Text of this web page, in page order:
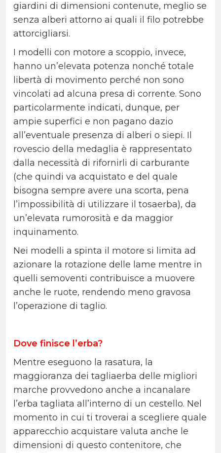
giardini di dimensioni contenute, meglio se
senza alberi attorno ai quali il filo potrebbe
attorcigliarsi.
I modelli con motore a scoppio, invece,
hanno un’elevata potenza nonché totale
libertà di movimento perché non sono
vincolati ad alcuna presa di corrente. Sono
particolarmente indicati, dunque, per
ampie superfici e non pagano dazio
all’eventuale presenza di alberi o siepi. Il
rovescio della medaglia è rappresentato
dalla necessità di rifornirli di carburante
(che quindi va acquistato e del quale
bisogna sempre avere una scorta, pena
l’impossibilità di utilizzare il tosaerba), da
un’elevata rumorosità e da maggior
inquinamento.
Nei modelli a spinta il motore si limita ad
azionare la rotazione delle lame mentre in
quelli semoventi contribuisce a muovere
anche le ruote, rendendo meno gravosa
l’operazione di taglio.
Dove finisce l’erba?
Mentre eseguono la rasatura, la
maggioranza dei tagliaerba delle migliori
marche provvedono anche a incanalare
l’erba tagliata all’interno di un cestello. Nel
momento in cui ti troverai a scegliere quale
apparecchio acquistare valuta anche le
dimensioni di questo contenitore, che